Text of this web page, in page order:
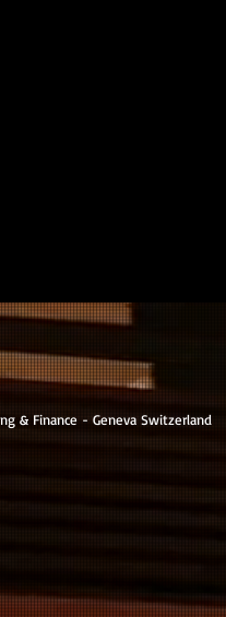
& Finance - Geneva Switzerland